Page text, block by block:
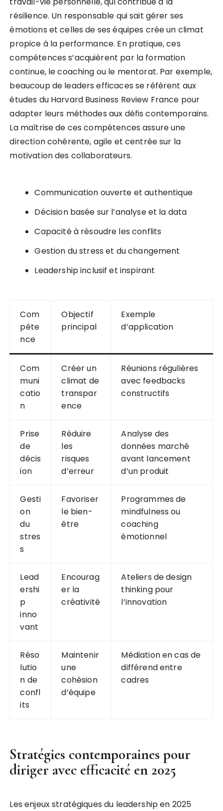
résilience. Un responsable qui sait gérer ses
émotions et celles de ses équipes crée un climat
propice à la performance. En pratique, ces
compétences s’acquièrent par la formation
continue, le coaching ou le mentorat. Par exemple,
beaucoup de leaders efficaces se réfèrent aux
études du Harvard Business Review France pour
adapter leurs méthodes aux défis contemporains.
La maîtrise de ces compétences assure une
direction cohérente, agile et centrée sur la
motivation des collaborateurs.
Communication ouverte et authentique
Décision basée sur l’analyse et la data
Capacité à résoudre les conflits
Gestion du stress et du changement
Leadership inclusif et inspirant
Com
péte
nce
Objectif
principal
Exemple
d’application
Com
muni
catio
n
Créer un
climat de
transpar
ence
Réunions régulières
avec feedbacks
constructifs
Prise
de
décis
ion
Réduire
les
risques
d’erreur
Analyse des
données marché
avant lancement
d’un produit
Gesti
on
du
stres
s
Favoriser
le bien-
être
Programmes de
mindfulness ou
coaching
émotionnel
Lead
ershi
p
inno
vant
Encourag
er la
créativité
Ateliers de design
thinking pour
l’innovation
Réso
lutio
n de
confl
its
Maintenir
une
cohésion
d’équipe
Médiation en cas de
différend entre
cadres
Stratégies contemporaines pour
diriger avec efficacité en 2025
Les enjeux stratégiques du leadership en 2025